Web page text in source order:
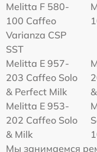
Melitta F 580-
100 Caffeo
Varianza CSP
SST
Melitta E 957-
203 Caffeo Solo
& Perfect Milk
Melitta Е 953-
202 Caffeo Solo
& Milk
Мы занимаемся